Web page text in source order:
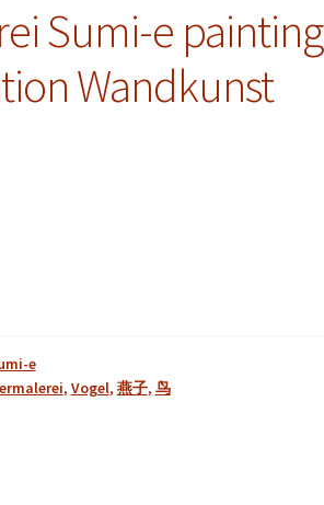
Sumi-e painting
Wandkunst
e
, Vogel, 燕子, 鸟